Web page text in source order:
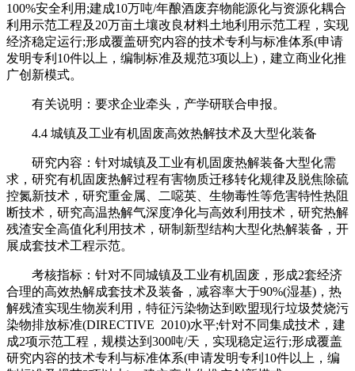
100%安全利用;建成10万吨/年酿酒废弃物能源化与资源化耦合
利用示范工程及20万亩土壤改良材料土地利用示范工程，实现
经济稳定运行;形成覆盖研究内容的技术专利与标准体系(申请
发明专利10件以上，编制标准及规范3项以上)，建立商业化推
广创新模式。
有关说明：要求企业牵头，产学研联合申报。
4.4 城镇及工业有机固废高效热解技术及大型化装备
研究内容：针对城镇及工业有机固废热解装备大型化需
求，研究有机固废热解过程有害物质迁移转化规律及脱焦除硫
控氮新技术，研究重金属、二噁英、生物毒性等危害特性热阻
断技术，研究高温热解气深度净化与高效利用技术，研究热解
残渣安全高值化利用技术，研制新型结构大型化热解装备，开
展成套技术工程示范。
考核指标：针对不同城镇及工业有机固废，形成2套经济
合理的高效热解成套技术及装备，减容率大于90%(湿基)，热
解残渣实现生物炭利用，特征污染物达到欧盟现行垃圾焚烧污
染物排放标准(DIRECTIVE 2010)水平;针对不同集成技术，建
成2项示范工程，规模达到300吨/天，实现稳定运行;形成覆盖
研究内容的技术专利与标准体系(申请发明专利10件以上，编